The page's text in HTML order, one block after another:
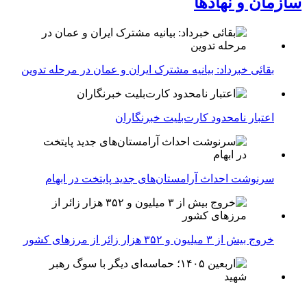
بقائی خبرداد: بیانیه مشترک ایران و عمان در مرحله تدوین
اعتبار نامحدود کارت‌بلیت خبرنگاران
سرنوشت احداث آرامستان‌های جدید پایتخت در ابهام
خروج بیش از ۳ میلیون و ۳۵۲ هزار زائر از مرزهای کشور